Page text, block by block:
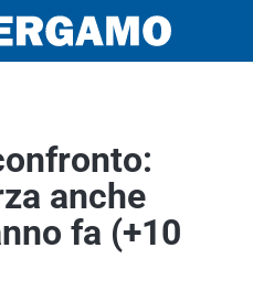
anche
fa (+10